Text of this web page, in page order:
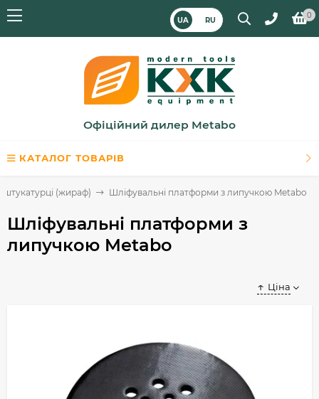
UA RU
0
Офіційний дилер Metabo
КАТАЛОГ ТОВАРІВ
(жираф) Шліфувальні платформи з липучкою Metabo
Шліфувальні платформи з
липучкою Metabo
Ціна